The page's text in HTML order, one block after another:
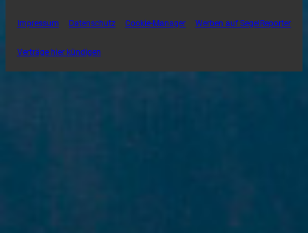
Impressum Datenschutz Cookie-Manager Werben auf SegelReporter
Verträge hier kündigen